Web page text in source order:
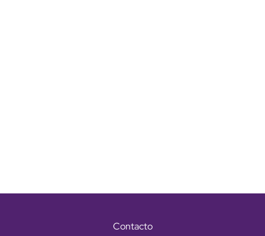
Contacto